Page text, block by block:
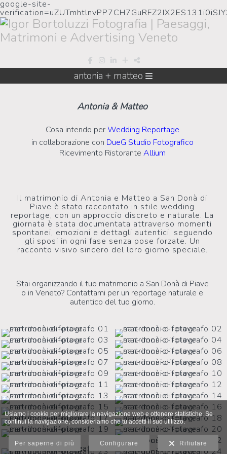
google-site-
antonia + matteo
Antonia & Matteo
Cosa intendo perWedding Reportage
in collaborazione con DueG Studio Fotografico
Ricevimento Ristorante Allium
Il matrimonio di Antonia e Matteo a San Donà di
Piave è stato raccontato in stile wedding
reportage, con un approccio discreto e naturale. La
giornata è stata documentata attraverso momenti
spontanei, emozioni e dettagli autentici, seguendo
gli sposi in ogni fase senza pose forzate. Un
racconto visivo sincero del loro giorno speciale.
Stai organizzando il tuo matrimonio a San Donà di Piave
o in Veneto? Contattami per un reportage naturale e
autentico del tuo giorno.
Usiamo i cookie per migliorare la navigazione web e ottenere statistiche. Se
continui la navigazione, consideriamo che tu accetti il suo utilizzo.
Per saperne di più Configurare Rifiutare